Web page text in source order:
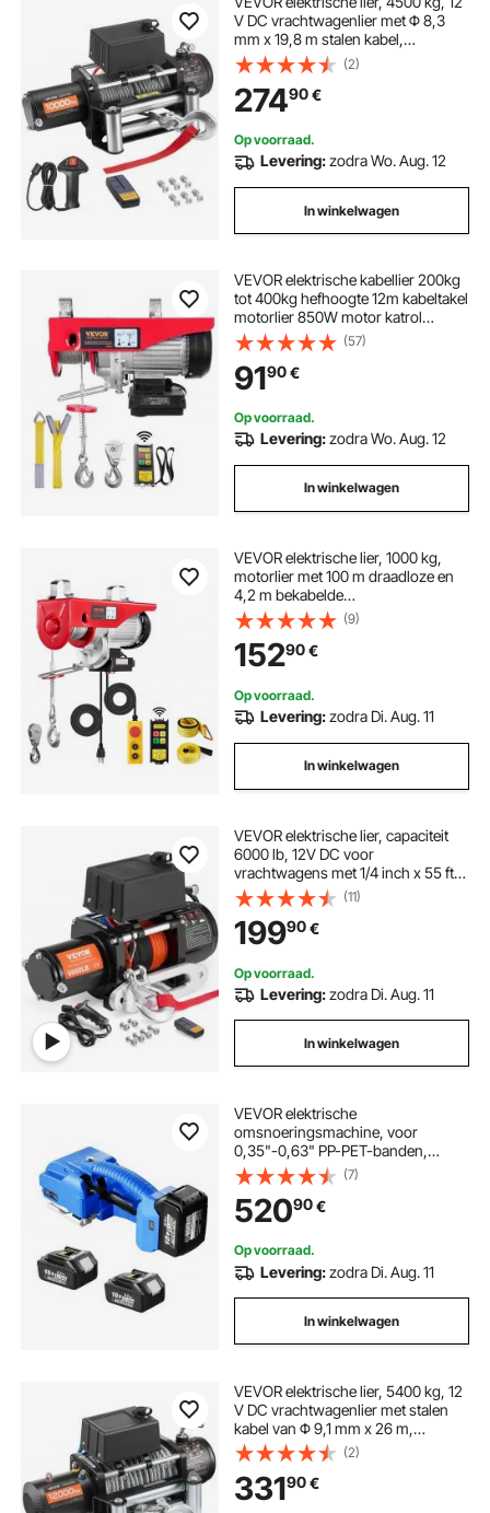
V DC vrachtwagenlier met Φ 8,3
mm x 19,8 m stalen kabel,
draadloze en bekabelde
afstandsbediening, IP55 voor het
slepen van SUV's, Jeeps,
aanhangers, boten en
terreinwagens
(2)
27490€
Op voorraad.
Levering:zodra Wo. Aug. 12
In winkelwagen
VEVOR elektrische kabellier 200kg
tot 400kg hefhoogte 12m kabeltakel
motorlier 850W motor katrol
10m/min hefsnelheid takel met
draadloze afstandsbediening
kabeltakel kettingtakel
(57)
9190€
Op voorraad.
Levering:zodra Wo. Aug. 12
In winkelwagen
VEVOR elektrische lier, 1000 kg,
motorlier met 100 m draadloze en
4,2 m bekabelde
afstandsbediening, 12 m hefhoogte
met enkele kabel, enkele/dubbele
hijsbanden, hijswerktuigen voor
garage, magazijn, fabriek
(9)
15290€
Op voorraad.
Levering:zodra Di. Aug. 11
In winkelwagen
VEVOR elektrische lier, capaciteit
6000 lb, 12V DC voor
vrachtwagens met 1/4 inch x 55 ft
synthetisch touw, aluminium
kabelgeleider, twee
afstandsbedieningsopties, IP55
waterbestendigheid, ideaal voor het
slepen van SUV's, vrachtwagens,
jeeps, aanhangwagens en boten
(11)
19990€
Op voorraad.
Levering:zodra Di. Aug. 11
In winkelwagen
VEVOR elektrische
omsnoeringsmachine, voor
0,35"-0,63" PP-PET-banden,
draagbare elektrische
omsnoeringsmachine met digitaal
display, 2 x 5000 mAh op batterijen
werkend automatisch
omsnoeringsapparaat voor het
verpakken van kartonnen pallets
(7)
52090€
Op voorraad.
Levering:zodra Di. Aug. 11
In winkelwagen
VEVOR elektrische lier, 5400 kg, 12
V DC vrachtwagenlier met stalen
kabel van Φ 9,1 mm x 26 m,
draadloze en bedrade
afstandsbediening, geschikt voor
het slepen van SUV's, jeeps,
trailers, boten en terreinwagens.
(2)
33190€